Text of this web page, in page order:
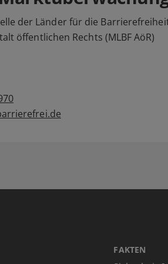
der Länder für die
öffentlichen Rechts (MLBF AöR)
FAKTEN